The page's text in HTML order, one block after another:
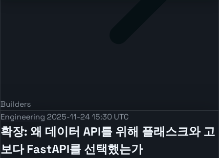
Builders
Engineering 2025-11-24 15:30 UTC
확장: 왜 데이터 API를 위해 플래스크와 고
보다 FastAPI를 선택했는가